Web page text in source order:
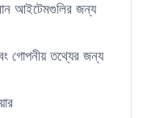
আইটেমগুলির জন্য
গোপনীয় তথ্যের জন্য